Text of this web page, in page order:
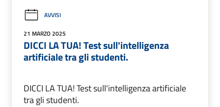
AVVISI
21 MARZO 2025
DICCI LA TUA! Test sull'intelligenza
artificiale tra gli studenti.
DICCI LA TUA! Test sull'intelligenza artificiale
tra gli studenti.